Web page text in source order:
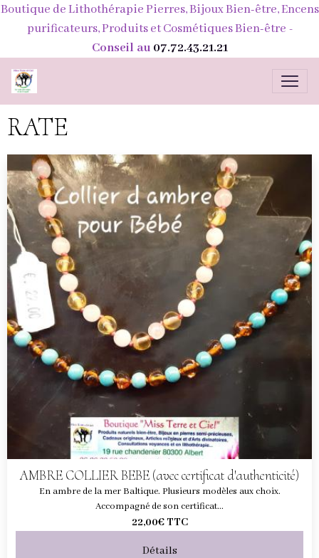
Boutique de Lithothérapie Pierres, Bijoux Bien-être, Encens
purificateurs, Produits et Cosmétiques Bien-être -
Conseil au 07.72.43.21.21
RATE
AMBRE COLLIER BEBE (avec certificat d'authenticité)
En ambre de la mer Baltique. Plusieurs modèles aux choix.
Accompagné de son certificat...
22,00€ TTC
Détails